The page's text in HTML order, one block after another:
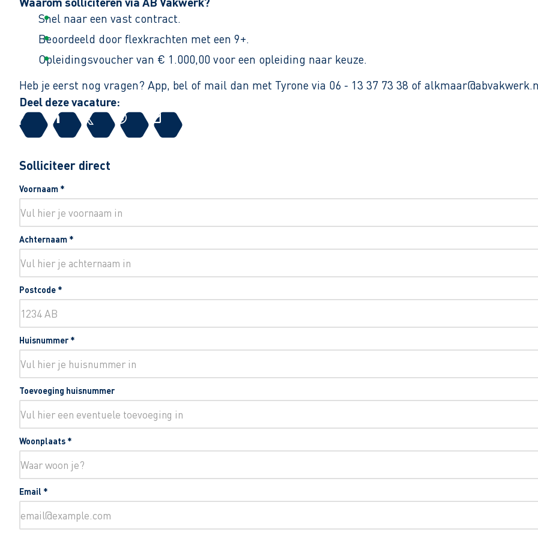
Snel naar een vast contract.
Beoordeeld door flexkrachten met een 9+.
Opleidingsvoucher van € 1.000,00 voor een opleiding naar keuze.
Heb je eerst nog vragen? App, bel of mail dan met Tyrone via 06 - 13 37 73 38 of
Deel deze vacature:
Solliciteer direct
Voornaam *
Achternaam *
Postcode *
Huisnummer *
Toevoeging huisnummer
Woonplaats *
Email *